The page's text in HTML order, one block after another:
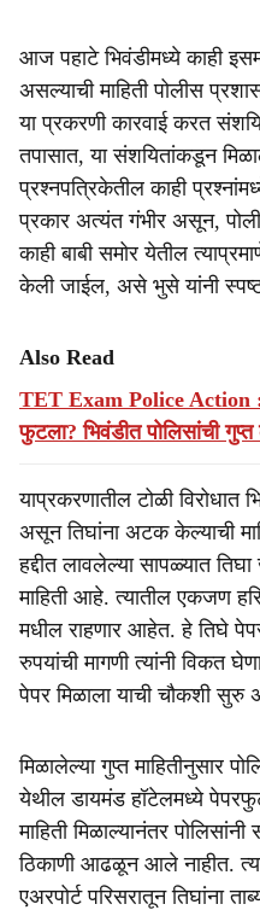
आज पहाटे भिवंडीमध्ये काही
असल्याची माहिती पोलीस
या प्रकरणी कारवाई करत
तपासात, या संशयितांकडून
प्रश्नपत्रिकेतील काही
प्रकार अत्यंत गंभीर असून,
काही बाबी समोर येतील
केली जाईल, असे भुसे यांनी
Also Read
TET Exam Police Action :
फुटला? भिवंडीत पोलिसांची
याप्रकरणातील टोळी विरोधात
असून तिघांना अटक केल्याची
हद्दीत लावलेल्या सापळ्यात
माहिती आहे. त्यातील एकजण
मधील राहणार आहेत. हे तिघे
रुपयांची मागणी त्यांनी विकत
पेपर मिळाला याची चौकशी सुरु
मिळालेल्या गुप्त माहितीनुसार
येथील डायमंड हॉटेलमध्ये
माहिती मिळाल्यानंतर
ठिकाणी आढळून आले नाहीत.
एअरपोर्ट परिसरातून तिघांना